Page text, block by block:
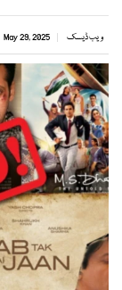
ویب ڈیسک May 29, 2025